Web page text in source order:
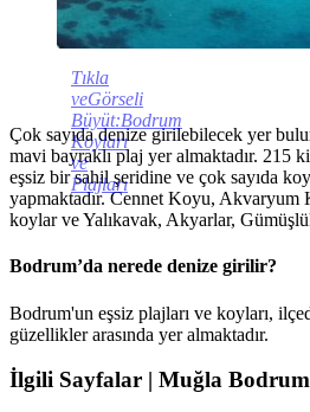
Tıkla
veGörseli
Büyüt:Bodrum
Koyları
ve
Plajları
Çok sayıda denize girilebilecek yer
mavi bayraklı plaj yer almaktadır. 215
eşsiz bir sahil şeridine ve çok sayıda
yapmaktadır. Cennet Koyu, Akvaryum
koylar ve Yalıkavak, Akyarlar,
Bodrum’da nerede denize girilir?
Bodrum'un eşsiz plajları ve koyları,
güzellikler arasında yer almaktadır.
İlgili Sayfalar | Muğla Bodrum